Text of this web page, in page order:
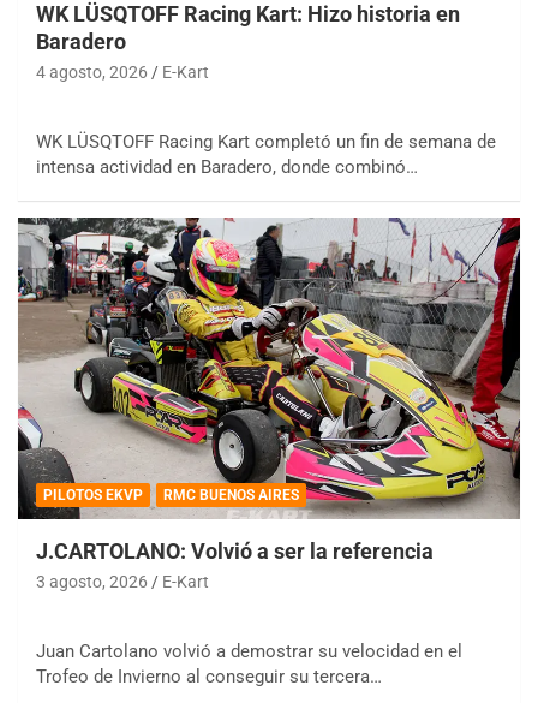
WK LÜSQTOFF Racing Kart: Hizo historia en
Baradero
4 agosto, 2026 E-Kart
WK LÜSQTOFF Racing Kart completó un fin de semana de
intensa actividad en Baradero, donde combinó…
PILOTOS EKVP RMC BUENOS AIRES
J.CARTOLANO: Volvió a ser la referencia
3 agosto, 2026 E-Kart
Juan Cartolano volvió a demostrar su velocidad en el
Trofeo de Invierno al conseguir su tercera…
08/09-AGO